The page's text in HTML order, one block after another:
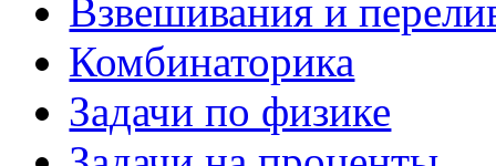
Взвешивания и
Комбинаторика
Задачи по физике